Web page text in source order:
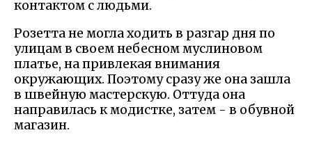
контактом с людьми.
Розетта не могла ходить в разгар дня по
улицам в своем небесном муслиновом
платье, на привлекая внимания
окружающих. Поэтому сразу же она зашла
в швейную мастерскую. Оттуда она
направилась к модистке, затем - в обувной
магазин.